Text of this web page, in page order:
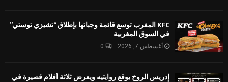
KFC المغرب توسع قائمة وجباتها بإطلاق “تشيزي توستي”
في السوق المغربية
أغسطس 7, 2026 0
إدريس الروخ يوقع روايتيه ويعرض ثلاثة أفلام قصيرة في